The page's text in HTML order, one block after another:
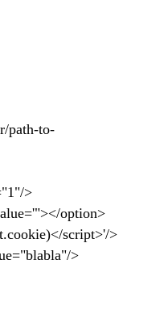
path-to-
>
option>
script>'/>
>